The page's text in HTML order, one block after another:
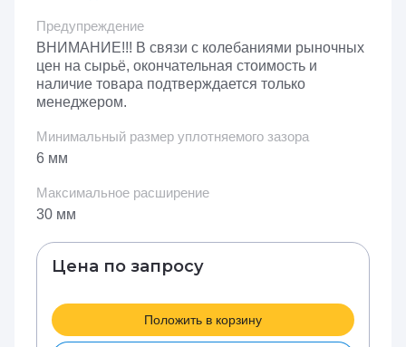
Предупреждение
ВНИМАНИЕ!!! В связи с колебаниями рыночных
цен на сырьё, окончательная стоимость и
наличие товара подтверждается только
менеджером.
Минимальный размер уплотняемого зазора
6 мм
Максимальное расширение
30 мм
Цена по запросу
Положить в корзину